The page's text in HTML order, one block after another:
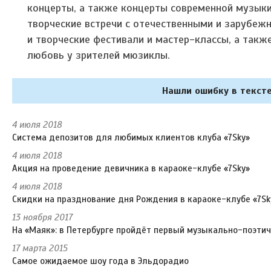
концерты, а также концерты современной
творческие встречи с отечественными и
и творческие фестивали и мастер-классы, а
любовь у зрителей мюзиклы.
Нашли ошибку в
4 июля 2018
Система депозитов для любимых клиентов клуба «7Sky»
4 июля 2018
Акция на проведение девичника в караоке-клубе «7Sky»
4 июля 2018
Скидки на празднование дня Рождения в караоке-клубе
13 ноября 2017
На «Маяк»: в Петербурге пройдёт первый музыкально-
17 марта 2015
Самое ожидаемое шоу года в Эльдорадио